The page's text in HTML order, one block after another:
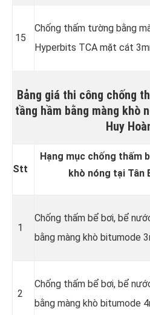
15
Chống thấm tường bằng
Hyperbits TCA mặt cát
Bảng giá thi công chống
tầng hầm bằng màng khò
Huy
Stt
Hạng mục chống thấm
khò nóng tại Tân
1
Chống thấm bể bơi, bể
bằng màng khò bitumode
2
Chống thấm bể bơi, bể
bằng màng khò bitumode